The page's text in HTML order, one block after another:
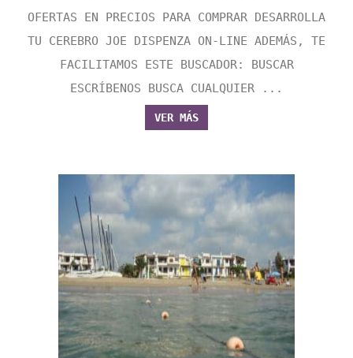
OFERTAS EN PRECIOS PARA COMPRAR DESARROLLA
TU CEREBRO JOE DISPENZA ON-LINE ADEMÁS, TE
FACILITAMOS ESTE BUSCADOR: BUSCAR
ESCRÍBENOS BUSCA CUALQUIER ...
VER MÁS